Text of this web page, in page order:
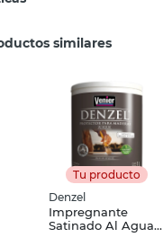
similares
Tu producto
Denzel
Impregnante
Satinado Al Agua 1